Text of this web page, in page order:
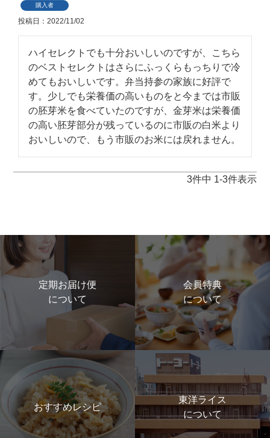
購入者
投稿日 2022/11/02
ハイセレクトでも十分おいしいのですが、こちら
のベストセレクトはさらにふっくらもっちりで冷
めてもおいしいです。弁当持参の家族に好評で
す。少しでも栄養価の高いものをと今までは市販
の胚芽米を食べていたのですが、金芽米は栄養価
の高い胚芽部分が残っているのに市販の白米より
おいしいので、もう市販のお米には戻れません。
3件中 1-3件表示
定期お届け便
について
会員特典
について
おすすめレシピ
東洋ライス
について